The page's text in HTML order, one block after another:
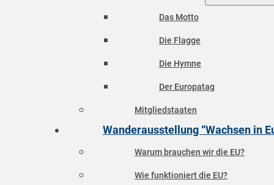
Das Motto
Die Flagge
Die Hymne
Der Europatag
Mitgliedstaaten
Wanderausstellung “Wachsen in
Warum brauchen wir die EU?
Wie funktioniert die EU?